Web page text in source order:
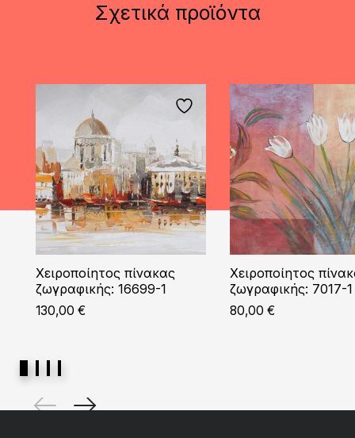
Σχετικά προϊόντα
Χειροποίητος πίνακας
ζωγραφικής: 16699-1
130,00 €
Χειροποίητος
ζωγραφικής: 7017-1
80,00 €